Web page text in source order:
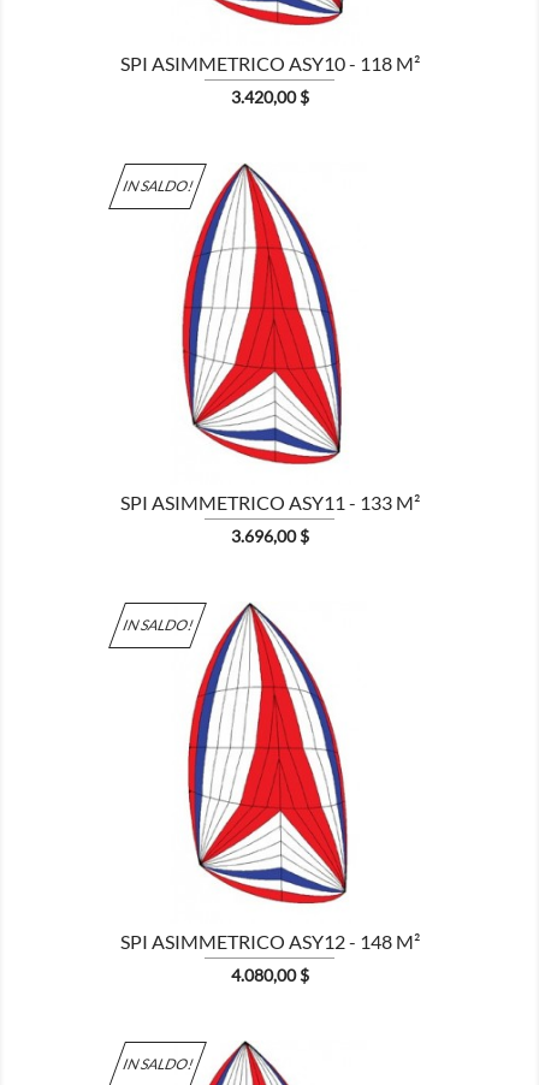
SPI ASIMMETRICO ASY10 - 118 M²
Prezzo
3.420,00 $
IN SALDO!
SPI ASIMMETRICO ASY11 - 133 M²
Prezzo
3.696,00 $

IN SALDO!
SPI ASIMMETRICO ASY12 - 148 M²
Prezzo
4.080,00 $

IN SALDO!